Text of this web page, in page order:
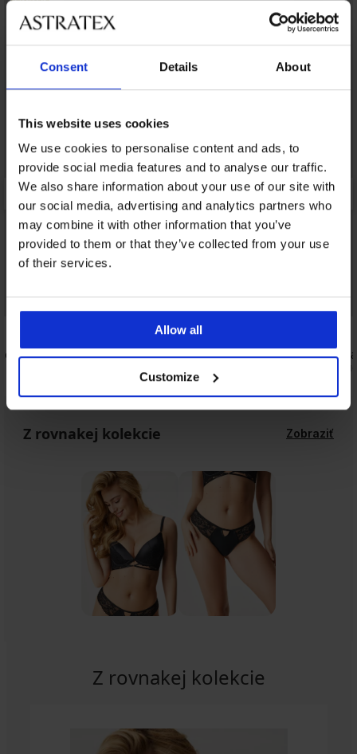
Consent Details About
This website uses cookies
We use cookies to personalise content and ads, to
provide social media features and to analyse our traffic.
We also share information about your use of our site with
our social media, advertising and analytics partners who
may combine it with other information that you’ve
provided to them or that they’ve collected from your use
of their services.
Allow all
Customize
Podprsenka Puzzle nevystužená
Z rovnakej kolekcie Zobraziť
Z rovnakej kolekcie